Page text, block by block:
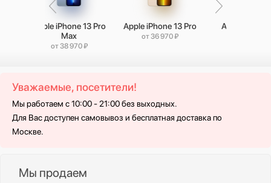
Apple iPhone 13 Pro
Max
от 38 970 ₽
Apple iPhone 13 Pro
от 36 970 ₽
Apple iPhone
Уважаемые, посетители!
Мы работаем с 10:00 - 21:00 без выходных.
Для Вас доступен самовывоз и бесплатная доставка по
Москве.
Мы продаем